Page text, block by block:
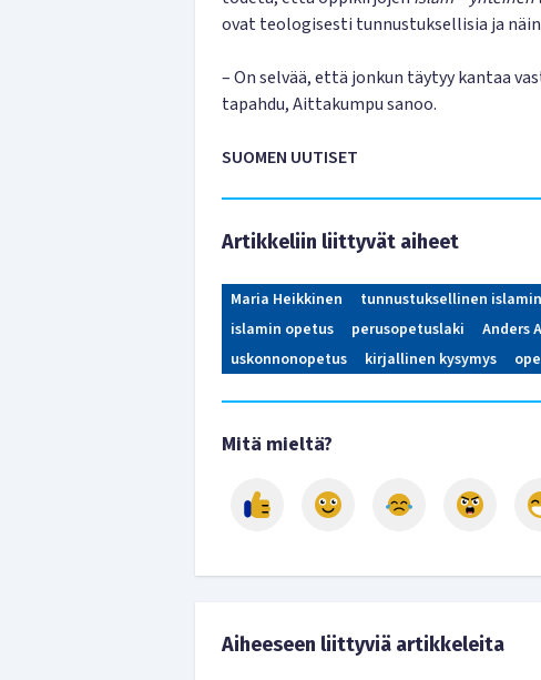
ovat teologisesti tunnustuksellisia ja
– On selvää, että jonkun täytyy kantaa
tapahdu, Aittakumpu sanoo.
SUOMEN UUTISET
Artikkeliin liittyvät aiheet
Maria Heikkinen tunnustuksellinen
islamin opetus
perusopetuslaki Anders
uskonnonopetus
kirjallinen kysymys
Mitä mieltä?
Aiheeseen liittyviä artikkeleita